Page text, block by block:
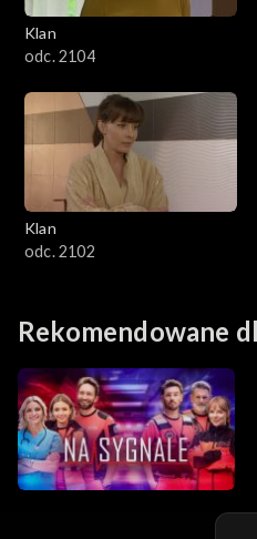
Klan
odc. 2104
Klan
odc. 2102
Rekomendowane